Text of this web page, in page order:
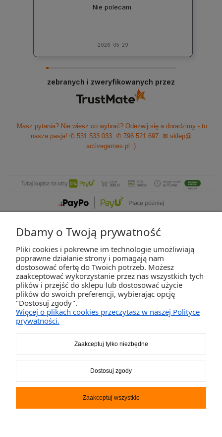
Nie polecam.
2026-05-29
zebranych i zweryfikowanych przez
Masz pytania? Nie wiesz co wybrać? Odezwij się a doradzimy - to
nasza pasja! ✆ 531 533 033 ✆ 796 521 697
✉ sklep@
activegames.pl :)
ZAKUPY
POMOC
2K-Invest Sp. j. Ul. Św. Wojciecha 60, 41-922 Radzionków, śląskie NIP: 645-241-94-
Napiszsklep@activegames.pllub zadzwoń +48796521697
Dbamy o Twoją prywatność
Pliki cookies i pokrewne im technologie umożliwiają
poprawne działanie strony i pomagają nam
dostosować ofertę do Twoich potrzeb. Możesz
zaakceptować wykorzystanie przez nas wszystkich tych
plików i przejść do sklepu lub dostosować użycie
plików do swoich preferencji, wybierając opcję
"Dostosuj zgody".
Więcej o plikach cookies przeczytasz w naszej Polityce
prywatności.
Zaakceptuj tylko niezbędne
Dostosuj zgody
Zaakceptuj wszystkie